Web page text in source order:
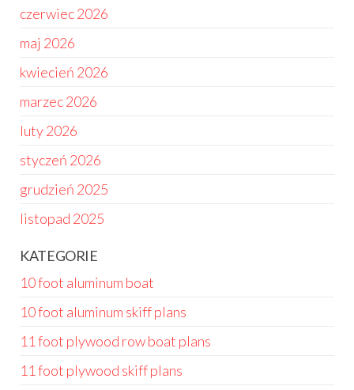
czerwiec 2026
maj 2026
kwiecień 2026
marzec 2026
luty 2026
styczeń 2026
grudzień 2025
listopad 2025
KATEGORIE
10 foot aluminum boat
10 foot aluminum skiff plans
11 foot plywood row boat plans
11 foot plywood skiff plans